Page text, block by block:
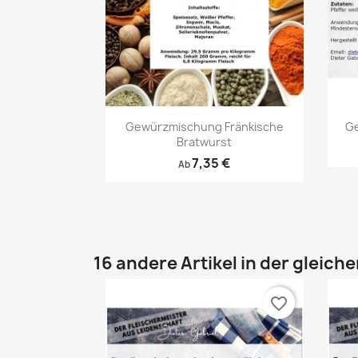
Vorschau
Gewürzmischung Fränkische
Bratwurst
Ab7,35 €
16 andere Artikel in der
favorite_border